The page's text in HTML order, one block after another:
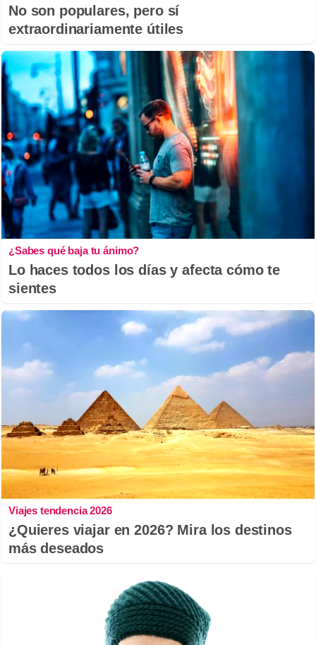
No son populares, pero sí
extraordinariamente útiles
¿Sabes qué baja tu ánimo?
Lo haces todos los días y afecta cómo te
sientes
Viajes tendencia 2026
¿Quieres viajar en 2026? Mira los destinos
más deseados